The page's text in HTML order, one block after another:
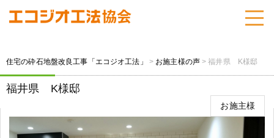
住宅の砕石地盤改良工事「エコジオ工法」 > お施主様の声>福井県 K様邸
福井県 K様邸
お施主様